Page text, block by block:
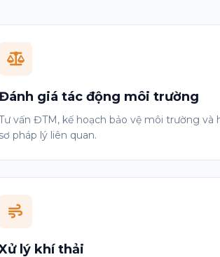
giá tác động môi trường
vấn ĐTM, kế hoạch bảo vệ môi trường và
sơ pháp lý liên quan.
lý khí thải